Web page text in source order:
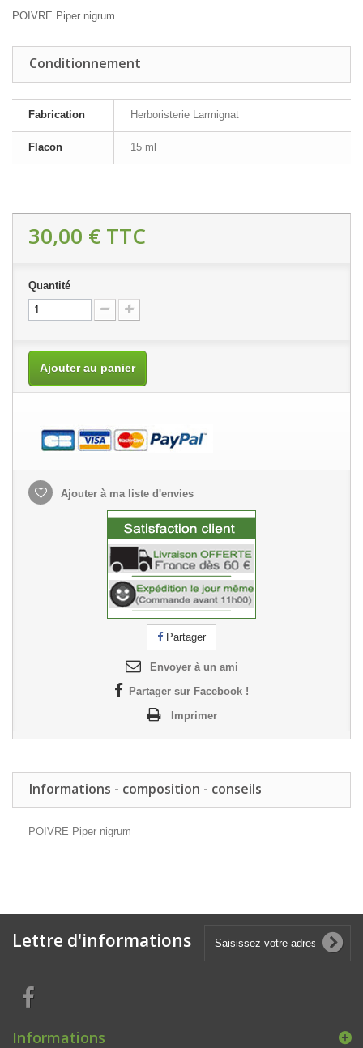
POIVRE Piper nigrum
Conditionnement
Fabrication Herboristerie Larmignat
Flacon 15 ml
30,00 € TTC
Quantité
Ajouter au panier
Ajouter à ma liste d'envies
Partager
Envoyer à un ami
Partager sur Facebook !
Imprimer
Informations - composition - conseils
POIVRE Piper nigrum
Lettre d'informations
Informations